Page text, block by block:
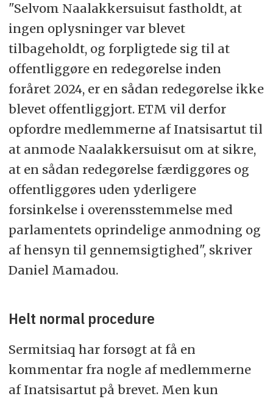
"Selvom Naalakkersuisut fastholdt, at
ingen oplysninger var blevet
tilbageholdt, og forpligtede sig til at
offentliggøre en redegørelse inden
foråret 2024, er en sådan redegørelse ikke
blevet offentliggjort. ETM vil derfor
opfordre medlemmerne af Inatsisartut til
at anmode Naalakkersuisut om at sikre,
at en sådan redegørelse færdiggøres og
offentliggøres uden yderligere
forsinkelse i overensstemmelse med
parlamentets oprindelige anmodning og
af hensyn til gennemsigtighed", skriver
Daniel Mamadou.
Helt normal procedure
Sermitsiaq har forsøgt at få en
kommentar fra nogle af medlemmerne
af Inatsisartut på brevet. Men kun